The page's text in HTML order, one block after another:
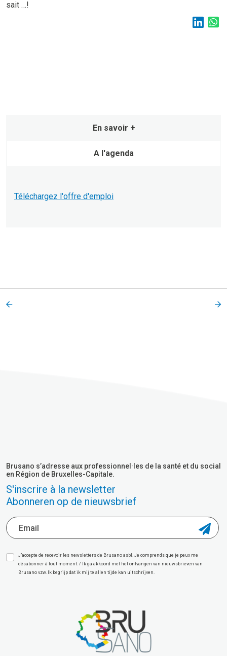
sait …!
En savoir +
A l'agenda
Téléchargez l'offre d'emploi
Brusano s’adresse aux professionnel·les de la santé et du social
en Région de Bruxelles-Capitale.
S'inscrire à la newsletter
Abonneren op de nieuwsbrief
J’accepte de recevoir les newsletters de Brusano asbl. Je comprends que je peux me
désabonner à tout moment. / Ik ga akkoord met het ontvangen van nieuwsbrieven van
Brusano vzw. Ik begrijp dat ik mij te allen tijde kan uitschrijven.